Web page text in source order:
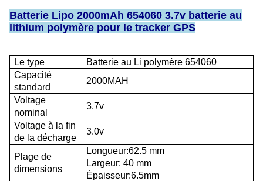
Batterie Lipo 2000mAh 654060 3.7v batterie au
lithium polymère pour le tracker GPS
Le type
Batterie au Li polymère 654060
Capacité
standard
2000MAH
Voltage
nominal
3.7v
Voltage à la fin
de la décharge
3.0v
Plage de
dimensions
Longueur:62.5 mm
Largeur: 40 mm
Épaisseur:6.5mm